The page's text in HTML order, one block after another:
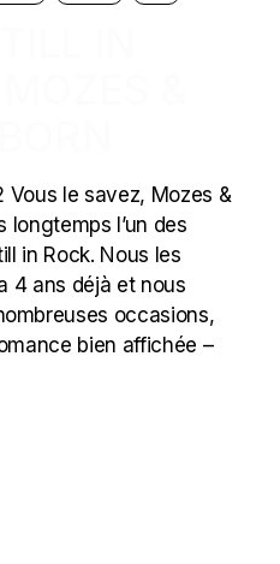
Vous le savez, Mozes &
longtemps l’un des
in Rock. Nous les
4 ans déjà et nous
occasions,
bien affichée –